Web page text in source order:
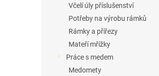
Včelí úly příslušenství
Potřeby na výrobu rámků
Rámky a přířezy
Mateří mřížky
Práce s medem
Medomety